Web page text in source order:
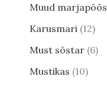
Muud
Karusmari 12
Must sõstar 6
Mustikas 10